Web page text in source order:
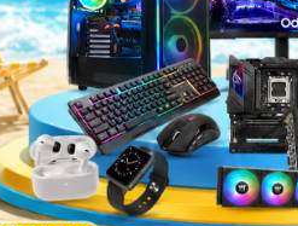
BM5100ADNlà lựa chọn tối ưu
THỊNH